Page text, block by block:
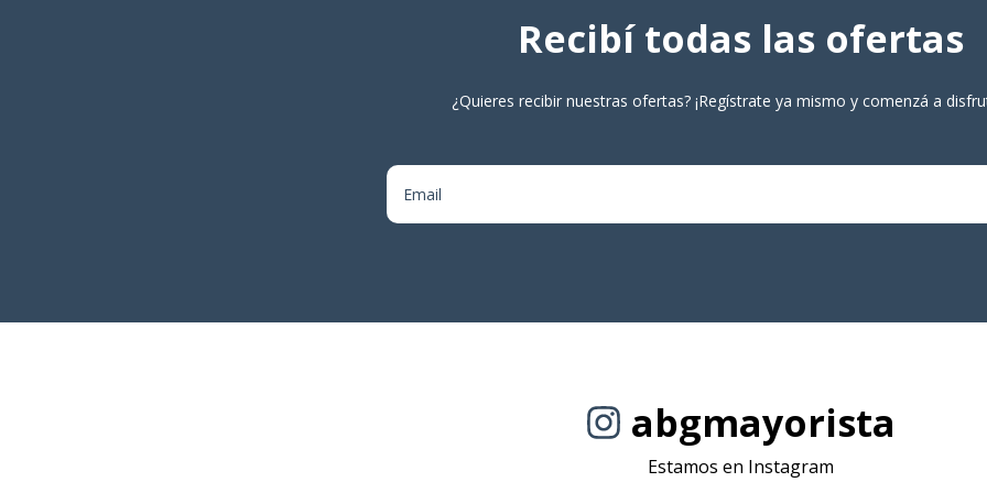
Recibí todas las ofertas
¿Quieres recibir nuestras ofertas? ¡Regístrate ya mismo y comenzá a
abgmayorista
Estamos en Instagram